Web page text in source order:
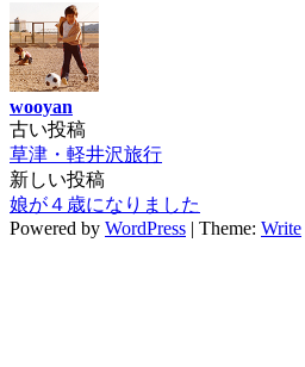
wooyan
投
稿
ナ
古い投稿
草津・軽井沢旅行
新しい投稿
娘が４歳になりました
Powered by WordPress | Theme: Write